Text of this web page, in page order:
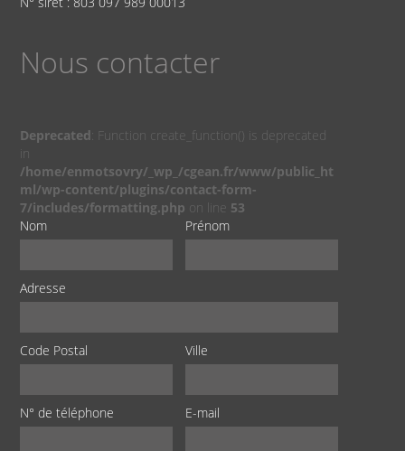
Nous contacter
Deprecated: Function create_function() is deprecated
in
/home/enmotsovry/_wp_/cgean.fr/www/public_ht
ml/wp-content/plugins/contact-form-
7/includes/formatting.php on line 53
Nom
Prénom
Adresse
Code Postal Ville
N° de téléphone E-mail